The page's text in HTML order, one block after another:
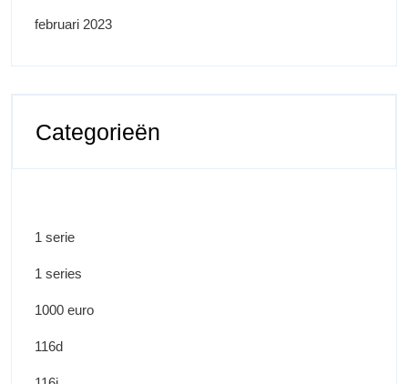
februari 2023
Categorieën
1 serie
1 series
1000 euro
116d